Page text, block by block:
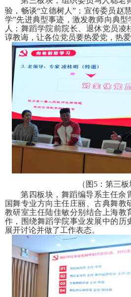
验，畅谈“立德树人”；宣传委员赵
学”先进典型事迹，激发教师向典
人；舞蹈学院前院长、退休党员凌
谆教诲，让各位党员要热爱党，热
（图 5 ：第三板
第四板块，舞蹈编导系主任余
国舞专业方向主任庄丽、古典舞教
教研室主任陆佳敏分别结合上海教
作，围绕舞蹈学院事业发展中的历
展开讨论并做了工作表态。